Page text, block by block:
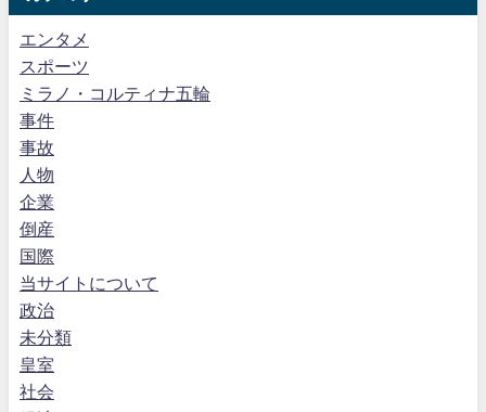
エンタメ
スポーツ
ミラノ・コルティナ五輪
事件
事故
人物
企業
倒産
国際
当サイトについて
政治
未分類
皇室
社会